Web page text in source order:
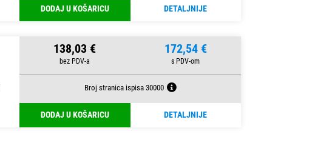
DODAJ U KOŠARICU DETALJNIJE
138,03 € 172,54 €
Broj stranica ispisa 30000
DODAJ U KOŠARICU DETALJNIJE